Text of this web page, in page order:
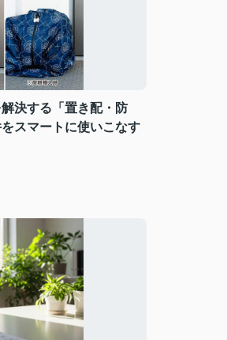
決する「置き配・防
スマートに使いこなす